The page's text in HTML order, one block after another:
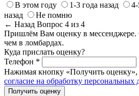
В этом году
1-3 года назад 4-
назад
Не помню
← Назад Вопрос 4 из 4
Пришлём Вам оценку в мессенджере.
чем в ломбардах.
Куда прислать оценку?
Телефон *
Нажимая кнопку «Получить
согласие на обработку персональных
Получить оценку